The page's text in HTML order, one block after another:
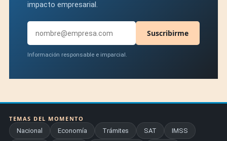
impacto empresarial.
Suscribirme
Información responsable e imparcial.
TEMAS DEL MOMENTO
Nacional
Economía Trámites SAT IMSS